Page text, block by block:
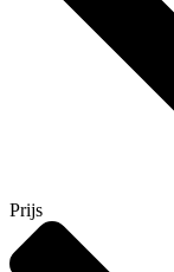
Prijs